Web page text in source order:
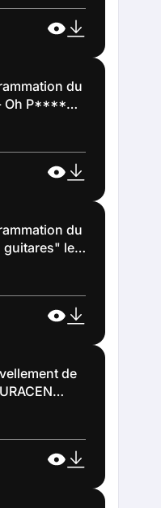
du
Oh P****N
le Colisée
du
guitares" le
de